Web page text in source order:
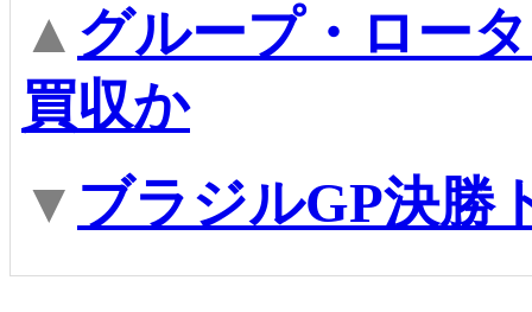
▲ グループ・ロー
買収か
▼ ブラジルGP決勝